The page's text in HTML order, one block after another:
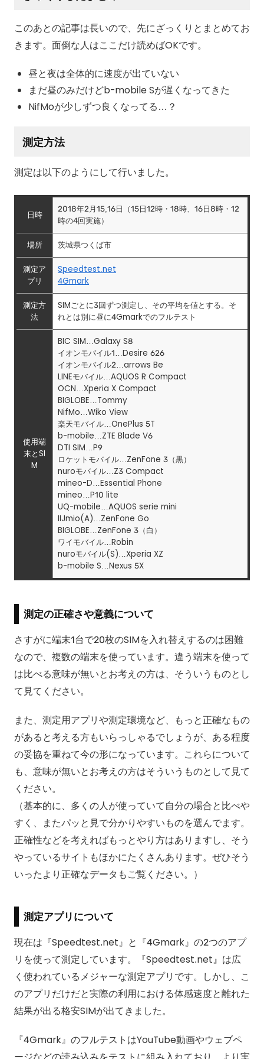
このあとの記事は長いので、先にざっくりとまとめてお
きます。面倒な人はここだけ読めばOKです。
昼と夜は全体的に速度が出ていない
まだ昼のみだけどb-mobile Sが遅くなってきた
NifMoが少しずつ良くなってる…？
測定方法
測定は以下のようにして行いました。
日時
2018年2月15,16日（15日12時・18時、16日8時・12
時の4回実施）
場所 茨城県つくば市
測定ア
プリ
Speedtest.net
4Gmark
測定方
法
SIMごとに3回ずつ測定し、その平均を値とする。そ
れとは別に昼に4Gmarkでのフルテスト
使用端
末とSI
M
BIC SIM…Galaxy S8
イオンモバイル1…Desire 626
イオンモバイル2…arrows Be
LINEモバイル…AQUOS R Compact
OCN…Xperia X Compact
BIGLOBE…Tommy
NifMo…Wiko View
楽天モバイル…OnePlus 5T
b-mobile…ZTE Blade V6
DTI SIM…P9
ロケットモバイル…ZenFone 3（黒）
nuroモバイル…Z3 Compact
mineo-D…Essential Phone
mineo…P10 lite
UQ-mobile…AQUOS serie mini
IIJmio(A)…ZenFone Go
BIGLOBE…ZenFone 3（白）
ワイモバイル…Robin
nuroモバイル(S)…Xperia XZ
b-mobile S…Nexus 5X
測定の正確さや意義について
さすがに端末1台で20枚のSIMを入れ替えするのは困難
なので、複数の端末を使っています。違う端末を使って
は比べる意味が無いとお考えの方は、そういうものとし
て見てください。
また、測定用アプリや測定環境など、もっと正確なもの
があると考える方もいらっしゃるでしょうが、ある程度
の妥協を重ねて今の形になっています。これらについて
も、意味が無いとお考えの方はそういうものとして見て
ください。
（基本的に、多くの人が使っていて自分の場合と比べや
すく、またパッと見で分かりやすいものを選んでます。
正確性などを考えればもっとやり方はありますし、そう
やっているサイトもほかにたくさんあります。ぜひそう
いったより正確なデータもご覧ください。）
測定アプリについて
現在は『Speedtest.net』と『4Gmark』の2つのアプ
リを使って測定しています。『Speedtest.net』は広
く使われているメジャーな測定アプリです。しかし、こ
のアプリだけだと実際の利用における体感速度と離れた
結果が出る格安SIMが出てきました。
『4Gmark』のフルテストはYouTube動画やウェブペ